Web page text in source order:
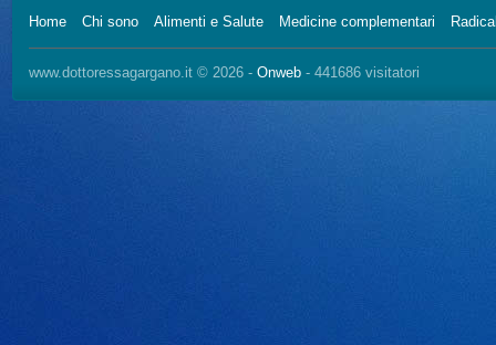
Home Chi sono Alimenti e Salute Medicine complementari
www.dottoressagargano.it © 2026 - Onweb - 441686 visitatori